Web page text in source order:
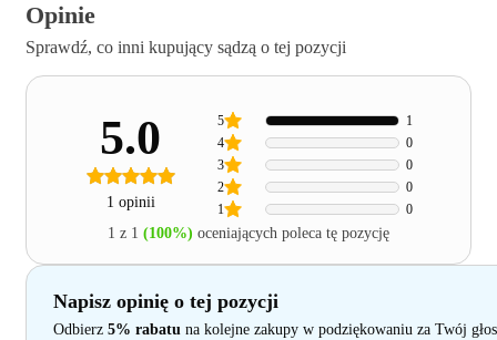
Opinie
Sprawdź, co inni kupujący sądzą o tej pozycji
5.0
1 opinii 1 0
2 0
3 0
4 0
5 1
1 z 1 (100%) oceniających poleca tę pozycję
Napisz opinię o tej pozycji
Odbierz 5% rabatu na kolejne zakupy w podziękowaniu za Twój głos